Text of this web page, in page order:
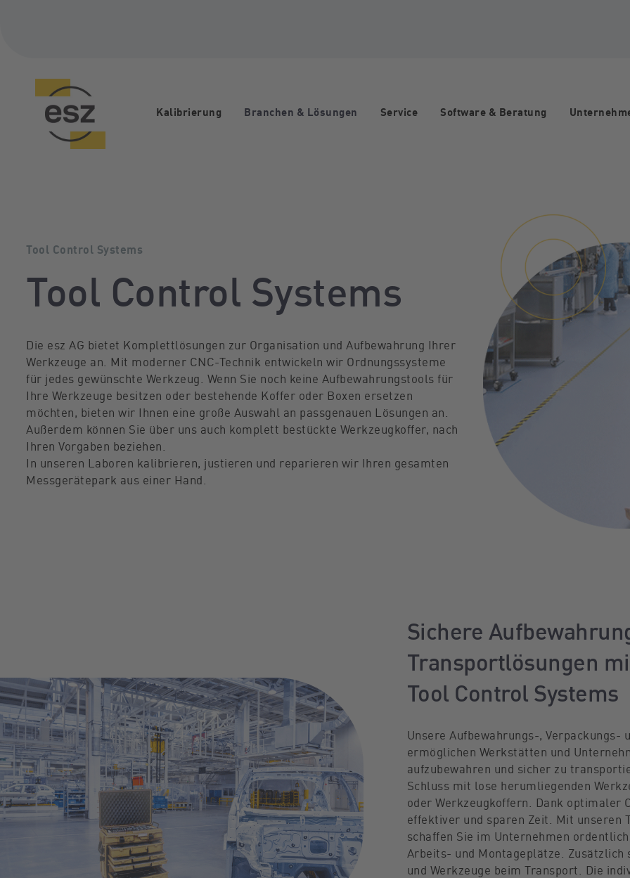
Kalibrierung Branchen & Lösungen Service Software & Beratung
Tool Control Systems
Tool Control Systems
Die esz AG bietet Komplettlösungen zur Organisation und Aufbewahrung Ihrer
Werkzeuge an. Mit moderner CNC-Technik entwickeln wir Ordnungssysteme
für jedes gewünschte Werkzeug. Wenn Sie noch keine Aufbewahrungstools für
Ihre Werkzeuge besitzen oder bestehende Koffer oder Boxen ersetzen
möchten, bieten wir Ihnen eine große Auswahl an passgenauen Lösungen an.
Außerdem können Sie über uns auch komplett bestückte Werkzeugkoffer, nach
Ihren Vorgaben beziehen.
In unseren Laboren kalibrieren, justieren und reparieren wir Ihren gesamten
Messgerätepark aus einer Hand.
Sichere
Transportlösungen
Tool Control Systems
Unsere Aufbewahrungs-, Verpackungs-
ermöglichen Werkstätten und
aufzubewahren und sicher zu
Schluss mit lose herumliegenden
oder Werkzeugkoffern. Dank optimaler
effektiver und sparen Zeit. Mit unseren
schaffen Sie im Unternehmen
Arbeits- und Montageplätze. Zusätzlich
und Werkzeuge beim Transport. Die